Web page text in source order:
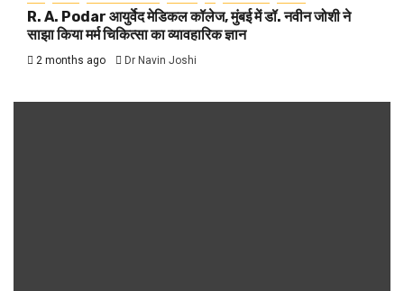
R. A. Podar आयुर्वेद मेडिकल कॉलेज, मुंबई में डॉ. नवीन जोशी ने
साझा किया मर्म चिकित्सा का व्यावहारिक ज्ञान
2 months ago Dr Navin Joshi